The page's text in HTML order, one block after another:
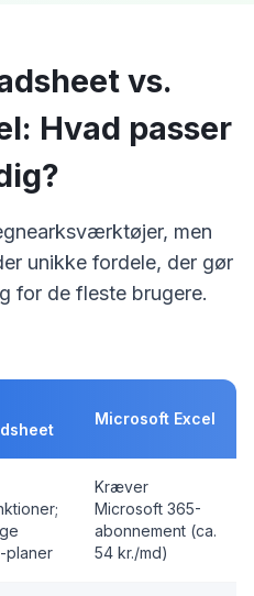
vs.
Hvad passer
men
unikke fordele, der gør
for de fleste brugere.
Microsoft Excel
planer
Kræver
Microsoft 365-
abonnement (ca.
54 kr./md)